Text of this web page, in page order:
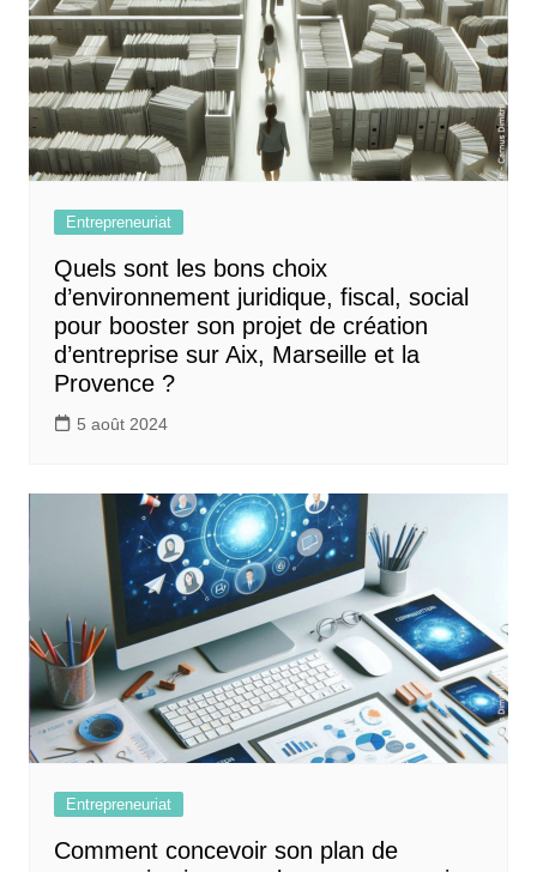
Entrepreneuriat
Quels sont les bons choix
d’environnement juridique, fiscal, social
pour booster son projet de création
d’entreprise sur Aix, Marseille et la
Provence ?
5 août 2024
Entrepreneuriat
Comment concevoir son plan de